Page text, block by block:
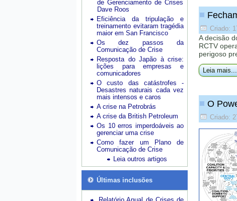
de Gerenciamento de Crises
Dave Roos
Eficiência da tripulação e
treinamento evitaram tragédia
maior em San Francisco
Os dez passos da
Comunicação de Crise
Resposta do Japão à crise:
lições para empresas e
comunicadores
O custo das catástrofes -
Desastres naturais cada vez
mais intensos e caros
A crise na Petrobrás
A crise da British Petroleum
Os 10 erros imperdoáveis ao
gerenciar uma crise
Como fazer um Plano de
Comunicação de Crise
Leia outros artigos
Últimas inclusões
Criado:
A decisão
RCTV
perigoso
Leia mais...
O
Criado: